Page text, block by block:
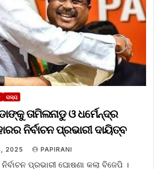
ରାଜ୍ୟ
ତାମିଲନାଡୁ ଓ ଧର୍ମେନ୍ଦ୍ର
ନିର୍ବାଚନ ପ୍ରଭାରୀ ଦାୟିତ୍ବ
2025 PAPIRANI
ପ୍ରଭାରୀ ଘୋଷଣା କଲା ବିଜେପି ।